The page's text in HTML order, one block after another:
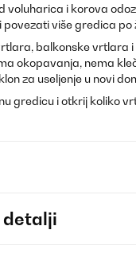
voluharica i korova
više gredica po
balkonske vrtlara
okopavanja, nema
za useljenje u novi
gredicu i otkrij koliko
detalji